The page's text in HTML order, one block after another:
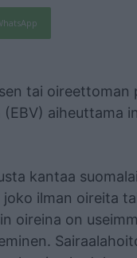
tai oireettoman
aiheuttama
kantaa
ilman oireita
oireina on